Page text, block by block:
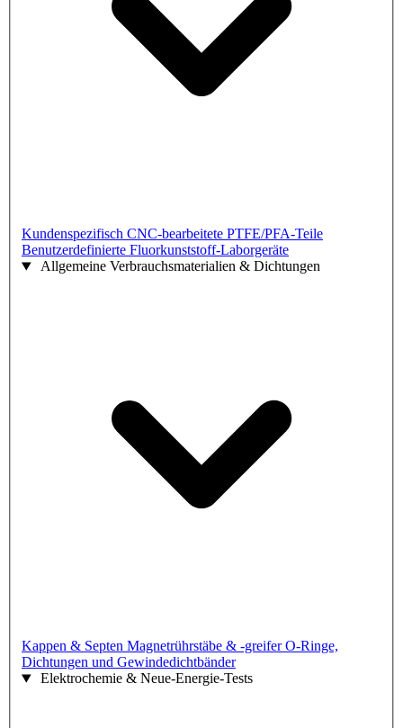
Kundenspezifisch CNC-bearbeitete PTFE/PFA-Teile
Benutzerdefinierte Fluorkunststoff-Laborgeräte
Allgemeine Verbrauchsmaterialien & Dichtungen
Kappen & Septen Magnetrührstäbe & -greiferO-Ringe,
Dichtungen und Gewindedichtbänder
Elektrochemie & Neue-Energie-Tests